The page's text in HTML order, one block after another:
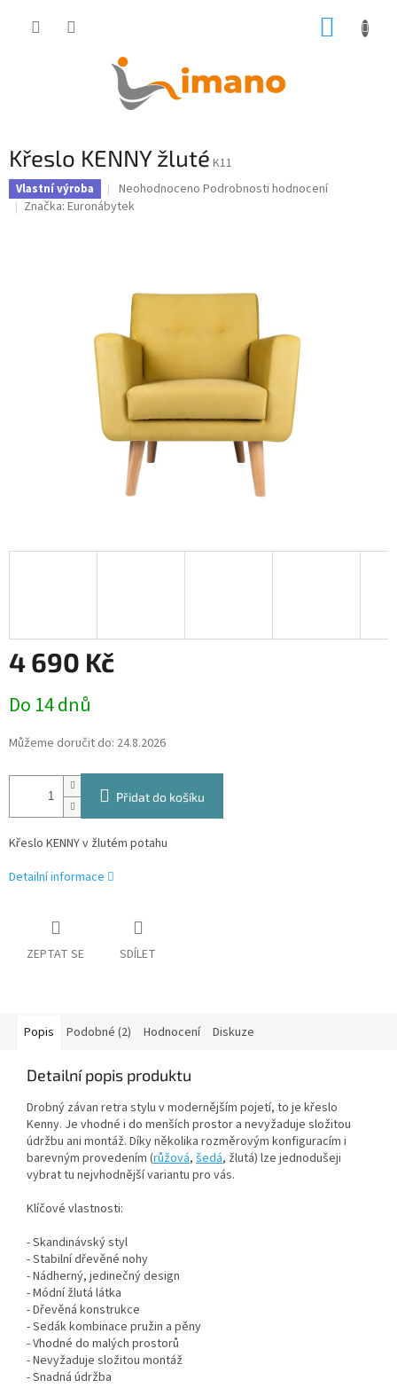
Křeslo KENNY žluté K11
Vlastní výroba
Průměrné
hodnocení
hvězdiček.
Neohodnoceno Podrobnosti hodnocení
Značka: Euronábytek
4 690 Kč
cena:
Do 14 dnů
Můžeme doručit do: 24.8.2026
Přidat do košíku
Křeslo KENNY v žlutém potahu
Detailní informace
ZEPTAT SE SDÍLET
Popis Podobné (2) Hodnocení Diskuze
Detailní popis produktu
Drobný závan retra stylu v modernějším pojetí, to je křeslo
Kenny. Je vhodné i do menších prostor a nevyžaduje složitou
údržbu ani montáž. Díky několika rozměrovým konfiguracím i
barevným provedením (růžová, šedá, žlutá) lze jednodušeji
vybrat tu nejvhodnější variantu pro vás.
Klíčové vlastnosti:
- Skandinávský styl
- Stabilní dřevěné nohy
- Nádherný, jedinečný design
- Módní žlutá látka
- Dřevěná konstrukce
- Sedák kombinace pružin a pěny
- Vhodné do malých prostorů
- Nevyžaduje složitou montáž
- Snadná údržba